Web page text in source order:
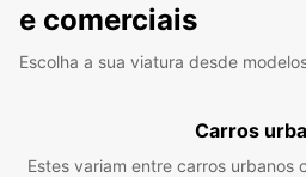
e comerciais
Escolha a sua viatura desde
Carros
Estes variam entre carros urbanos